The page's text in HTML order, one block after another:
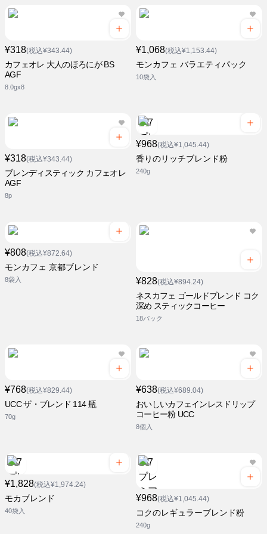
¥318(税込¥343.44)
カフェオレ 大人のほろにが BS
AGF
8.0gx8
¥1,068(税込¥1,153.44)
モンカフェ バラエティパック
10袋入
¥318(税込¥343.44)
ブレンディスティック カフェオレ
AGF
8p
¥968(税込¥1,045.44)
香りのリッチブレンド粉
240g
¥808(税込¥872.64)
モンカフェ 京都ブレンド
8袋入 ¥828(税込¥894.24)
ネスカフェ ゴールドブレンド コク
深め スティックコーヒー
18パック
¥768(税込¥829.44)
UCC ザ・ブレンド 114 瓶
70g
¥638(税込¥689.04)
おいしいカフェインレスドリップ
コーヒー粉 UCC
8個入
¥1,828(税込¥1,974.24)
モカブレンド
40袋入
¥968(税込¥1,045.44)
コクのレギュラーブレンド粉
240g